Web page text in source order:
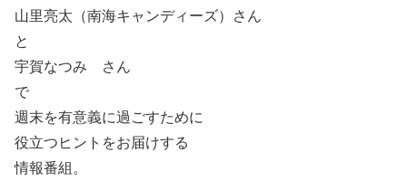
山里亮太（南海キャンディーズ）さん
と
宇賀なつみ さん
で
週末を有意義に過ごすために
役立つヒントをお届けする
情報番組。